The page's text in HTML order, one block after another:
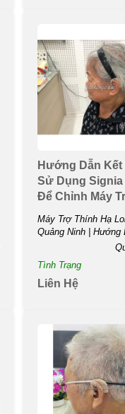
Hướng Dẫn Kết
Sử Dụng Signia
Để Chỉnh Máy
Máy Trợ Thính Hạ
Quảng Ninh | Hướng
Tình Trạng
Liên Hệ